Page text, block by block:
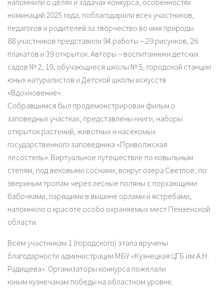
номинаций 2025 года, поблагодарили всех участников,
педагогов и родителей за творчество во имя природы.
88 участников представили 94 работы – 29 рисунков, 26
плакатов и 39 открыток. Авторы – воспитанники детских
садов № 2, 19, обучающиеся школы № 5, городской станции
юных натуралистов и Детской школы искусств
«Вдохновение».
Собравшимся был продемонстрирован фильм о
заповедных участках, представлены книги, наборы
открыток растений, животных и насекомых
государственного заповедника «Приволжская
лесостепь». Виртуальное путешествие по ковыльным
степям, под вековыми соснами, вокруг озера Светлое, по
звериным тропам через лесные поляны с порхающими
бабочками, парящими в вышине орлами и ястребами,
напомнило о красоте особо охраняемых мест Пензенской
области.
Всем участникам 1 (городского) этапа вручены
благодарности администрации МБУ «Кузнецкая ЦГБ им.А.Н.
Радищева». Организаторы конкурса пожелали
юным кузнечанам победы на областном уровне.